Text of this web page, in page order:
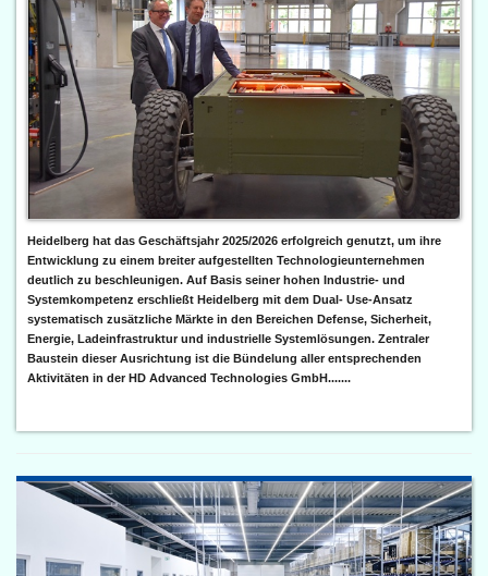
Heidelberg hat das Geschäftsjahr 2025/2026 erfolgreich genutzt, um ihre
Entwicklung zu einem breiter aufgestellten Technologieunternehmen
deutlich zu beschleunigen. Auf Basis seiner hohen Industrie- und
Systemkompetenz erschließt Heidelberg mit dem Dual- Use-Ansatz
systematisch zusätzliche Märkte in den Bereichen Defense, Sicherheit,
Energie, Ladeinfrastruktur und industrielle Systemlösungen. Zentraler
Baustein dieser Ausrichtung ist die Bündelung aller entsprechenden
Aktivitäten in der HD Advanced Technologies GmbH.......